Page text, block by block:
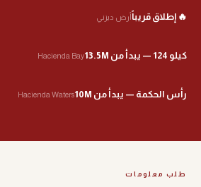
🔥 إطلاق قريباًأرض ديزني
كيلو 124 — يبدأ من 13.5M Hacienda Bay
رأس الحكمة — يبدأ من 10M Hacienda Waters
طلب معلومات